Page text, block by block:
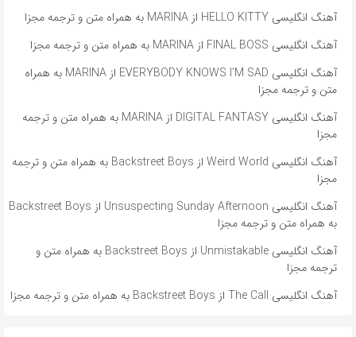
آهنگ انگلیسی HELLO KITTY از MARINA به همراه متن و ترجمه مجزا
آهنگ انگلیسی FINAL BOSS از MARINA به همراه متن و ترجمه مجزا
آهنگ انگلیسی EVERYBODY KNOWS I’M SAD از MARINA به همراه
متن و ترجمه مجزا
آهنگ انگلیسی DIGITAL FANTASY از MARINA به همراه متن و ترجمه
مجزا
آهنگ انگلیسی Weird World از Backstreet Boys به همراه متن و ترجمه
مجزا
آهنگ انگلیسی Unsuspecting Sunday Afternoon از Backstreet Boys
به همراه متن و ترجمه مجزا
آهنگ انگلیسی Unmistakable از Backstreet Boys به همراه متن و
ترجمه مجزا
آهنگ انگلیسی The Call از Backstreet Boys به همراه متن و ترجمه مجزا